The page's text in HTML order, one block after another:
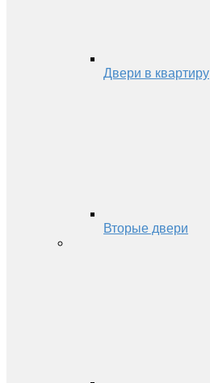
Двери в квартиру
Вторые двери